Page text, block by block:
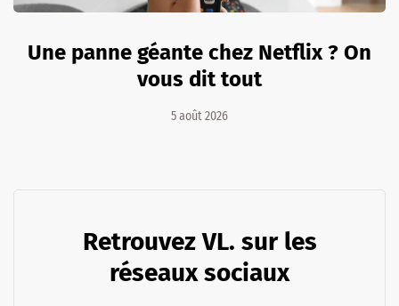
Une panne géante chez Netflix ? On
vous dit tout
5 août 2026
Retrouvez VL. sur les
réseaux sociaux